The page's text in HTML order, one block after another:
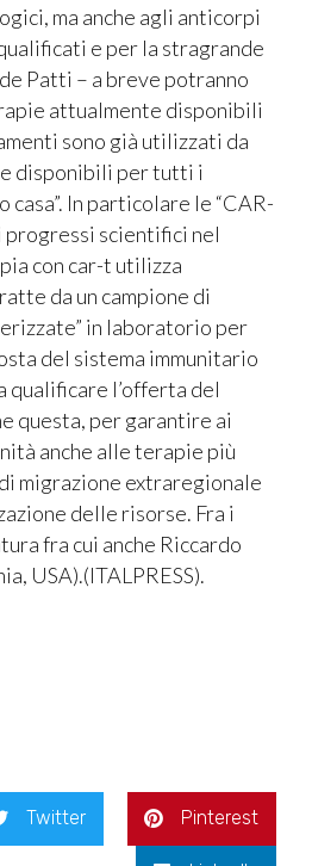
ma anche agli anticorpi
e per la stragrande
Patti – a breve potranno
attualmente disponibili
sono già utilizzati da
disponibili per tutti i
In particolare le “CAR-
scientifici nel
con car-t utilizza
da un campione di
in laboratorio per
del sistema immunitario
qualificare l’offerta del
questa, per garantire ai
anche alle terapie più
migrazione extraregionale
delle risorse. Fra i
fra cui anche Riccardo
USA).(ITALPRESS).
Twitter Pinterest